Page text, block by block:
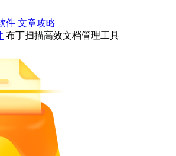
件 文章攻略
布丁扫描高效文档管理工具